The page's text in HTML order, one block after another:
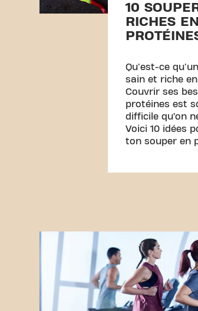
10
RICHES EN
Qu'est-ce
sain et riche
Couvrir ses
protéines est
difficile qu’on
Voici 10 idées
ton souper en